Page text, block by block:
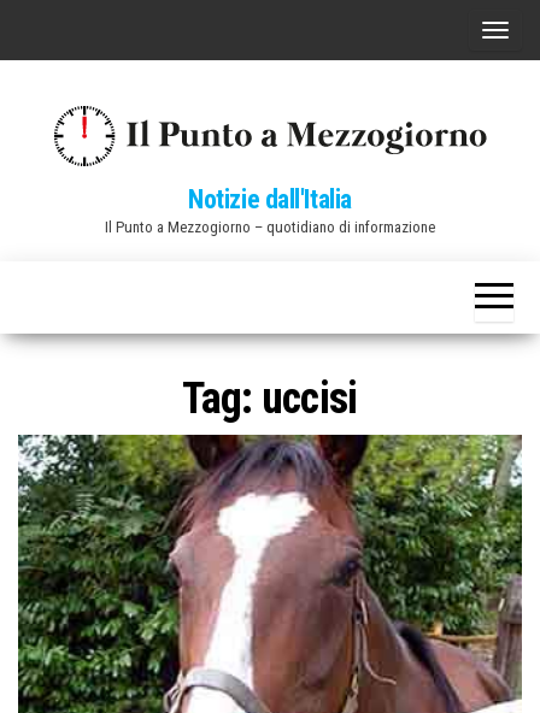
C
a
v
a
z
i
o
n
e
Notizie dall'Italia
Il Punto a Mezzogiorno – quotidiano di informazione
Tag: uccisi